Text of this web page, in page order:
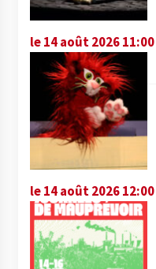
le 14 août 2026 11:00
le 14 août 2026 12:00